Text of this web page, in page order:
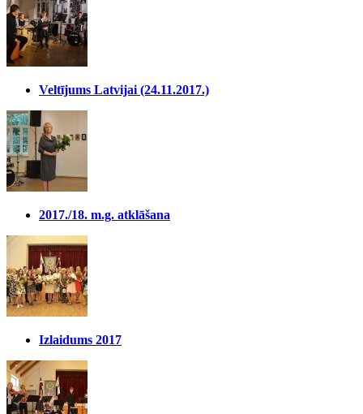
Veltījums Latvijai (24.11.2017.)
2017./18. m.g. atklāšana
Izlaidums 2017